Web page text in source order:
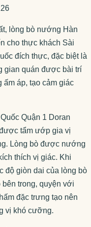
lòng bò nướng Hàn
cho thực khách Sài
đích thực, đặc biệt là
gian quán được bài trí
ấm áp, tạo cảm giác
Quận 1 Doran
tẩm ướp gia vị
Lòng bò được nướng
thích vị giác. Khi
độ giòn dai của lòng bò
trong, quyện với
đặc trưng tạo nên
vị khó cưỡng.